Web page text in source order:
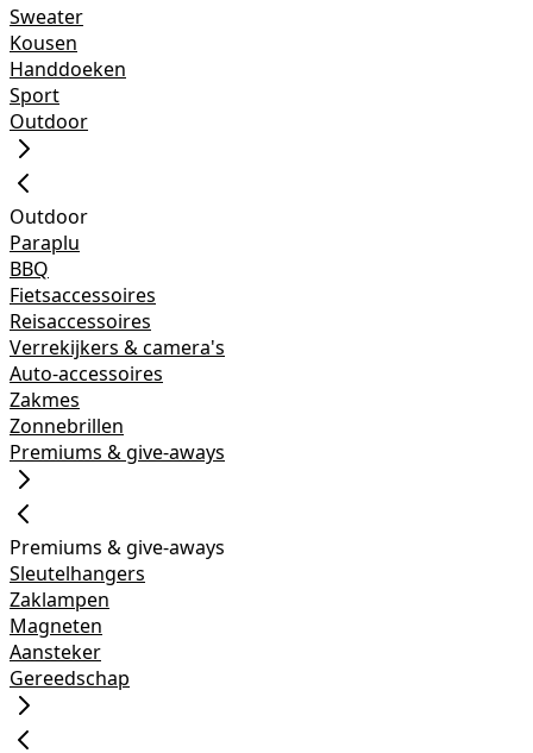
Sweater
Kousen
Handdoeken
Sport
Outdoor
Outdoor
Paraplu
BBQ
Fietsaccessoires
Reisaccessoires
Verrekijkers & camera's
Auto-accessoires
Zakmes
Zonnebrillen
Premiums & give-aways
Premiums & give-aways
Sleutelhangers
Zaklampen
Magneten
Aansteker
Gereedschap